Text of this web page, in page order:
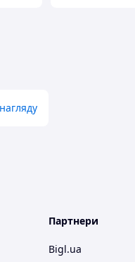
Партнери
Bigl.ua